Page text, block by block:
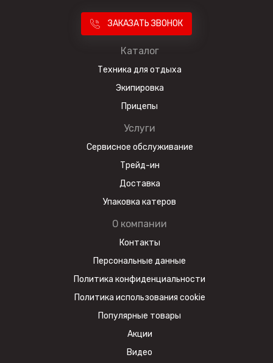
ЗАКАЗАТЬ ЗВОНОК
Каталог
Техника для отдыха
Экипировка
Прицепы
Услуги
Сервисное обслуживание
Трейд-ин
Доставка
Упаковка катеров
О компании
Контакты
Персональные данные
Политика конфиденциальности
Политика использования cookie
Популярные товары
Акции
Видео